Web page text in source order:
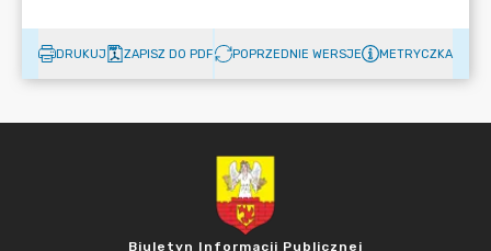
DRUKUJ ZAPISZ DO PDF POPRZEDNIE WERSJE METRYCZKA
Biuletyn Informacji Publicznej